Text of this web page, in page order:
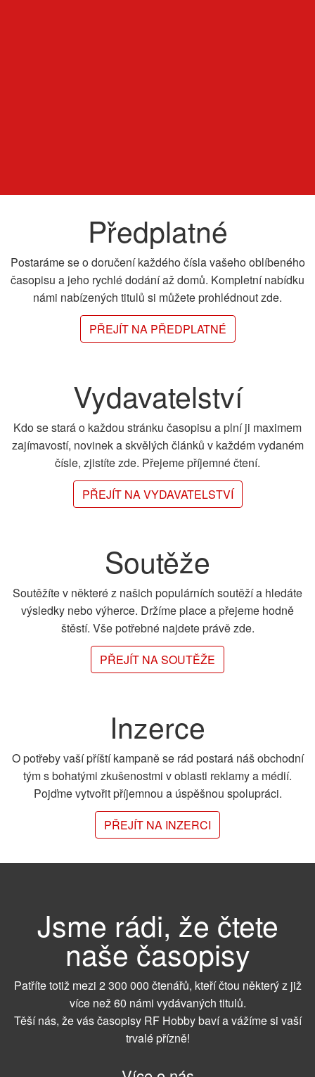
Předplatné
Postaráme se o doručení každého čísla vašeho oblíbeného
časopisu a jeho rychlé dodání až domů. Kompletní nabídku
námi nabízených titulů si můžete prohlédnout zde.
PŘEJÍT NA PŘEDPLATNÉ
Vydavatelství
Kdo se stará o každou stránku časopisu a plní ji maximem
zajímavostí, novinek a skvělých článků v každém vydaném
čísle, zjistíte zde. Přejeme příjemné čtení.
PŘEJÍT NA VYDAVATELSTVÍ
Soutěže
Soutěžíte v některé z našich populárních soutěží a hledáte
výsledky nebo výherce. Držíme place a přejeme hodně
štěstí. Vše potřebné najdete právě zde.
PŘEJÍT NA SOUTĚŽE
Inzerce
O potřeby vaší příští kampaně se rád postará náš obchodní
tým s bohatými zkušenostmi v oblasti reklamy a médií.
Pojďme vytvořit příjemnou a úspěšnou spolupráci.
PŘEJÍT NA INZERCI
Jsme rádi, že čtete
naše časopisy
Patříte totiž mezi 2 300 000 čtenářů, kteří čtou některý z již
více než 60 námi vydávaných titulů.
Těší nás, že vás časopisy RF Hobby baví a vážíme si vaší
trvalé přízně!